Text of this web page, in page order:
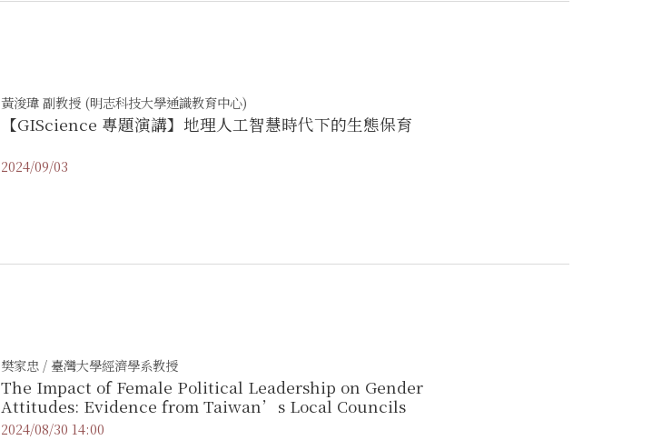
黃浚瑋 副教授 (明志科技大學通識教育中心)
【GIScience 專題演講】地理人工智慧時代下的生態保育
2024/09/03
樊家忠 / 臺灣大學經濟學系教授
The Impact of Female Political Leadership on Gender
Attitudes: Evidence from Taiwan’s Local Councils
2024/08/30 14:00